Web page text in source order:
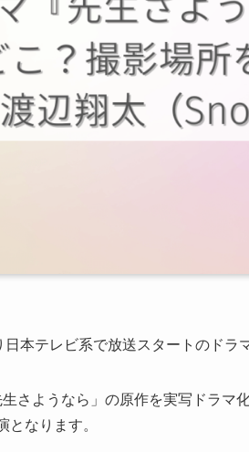
本テレビ系で放送スタートのドラ
さようなら」の原作を実写ドラマ
となります。